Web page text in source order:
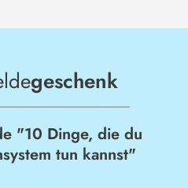
geschenk
"10 Dinge, die du
tun kannst"